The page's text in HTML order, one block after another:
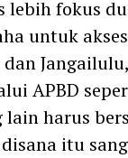
lebih fokus
untuk
APBD
harus
itu